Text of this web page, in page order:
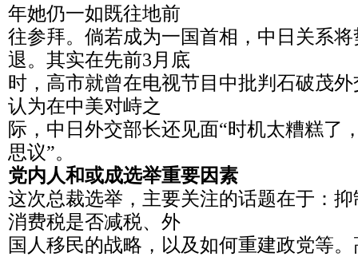
年她仍一如既往地前
往参拜。倘若成为一国首相，中日关系
退。其实在先前3月底
时，高市就曾在电视节目中批判石破茂
认为在中美对峙之
际，中日外交部长还见面“时机太糟糕了
思议”。
党内人和或成选举重要因素
这次总裁选举，主要关注的话题在于：
消费税是否减税、外
国人移民的战略，以及如何重建政党等